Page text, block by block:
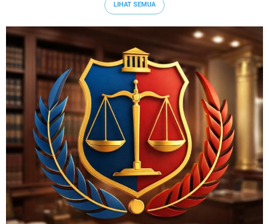
LIHAT SEMUA